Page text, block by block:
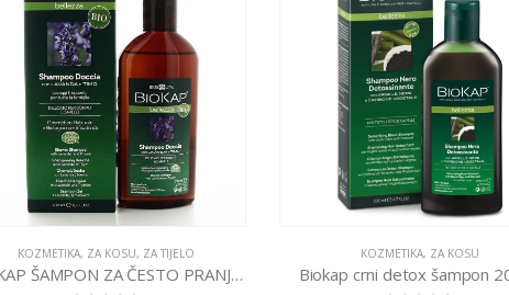
KOZMETIKA, ZA KOSU, ZA TIJELO
BIOKAP ŠAMPON ZA ČESTO PRANJE KOSE I TUŠIRANJE 200ML
KOZMETIKA, ZA KOSU
Biokap crni detox šampon